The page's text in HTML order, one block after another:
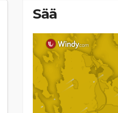
Sää